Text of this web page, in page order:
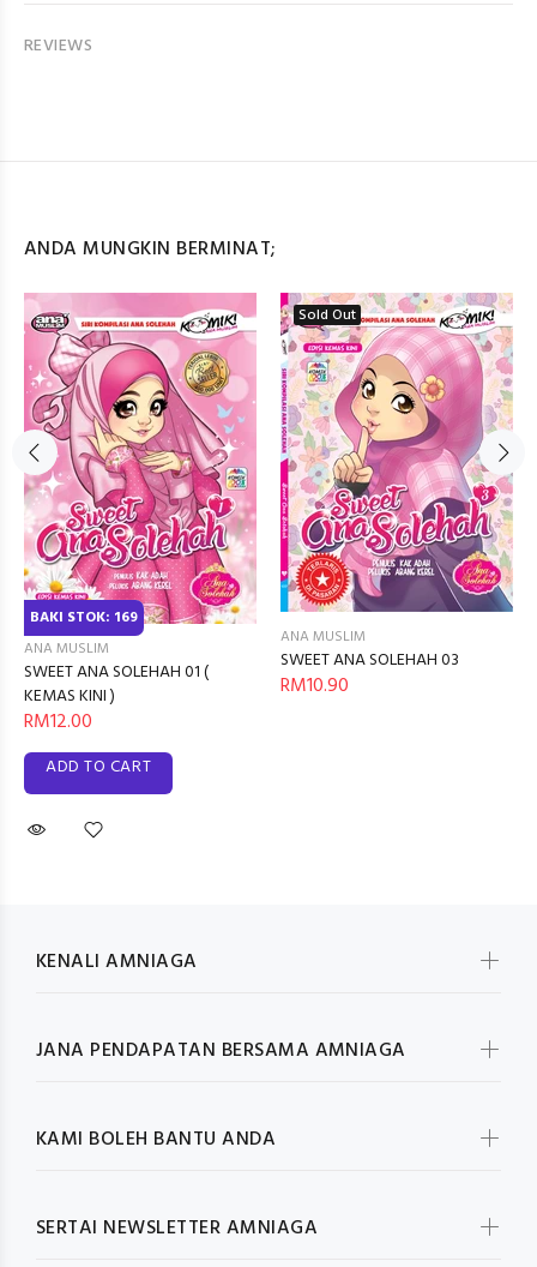
REVIEWS
ANDA MUNGKIN BERMINAT;
BAKI STOK: 169
ANA MUSLIM
SWEET ANA SOLEHAH 01 (
KEMAS KINI )
RM12.00
ADD TO CART
Sold Out
ANA MUSLIM
SWEET ANA SOLEHAH 03
RM10.90
KENALI AMNIAGA
JANA PENDAPATAN BERSAMA AMNIAGA
KAMI BOLEH BANTU ANDA
SERTAI NEWSLETTER AMNIAGA